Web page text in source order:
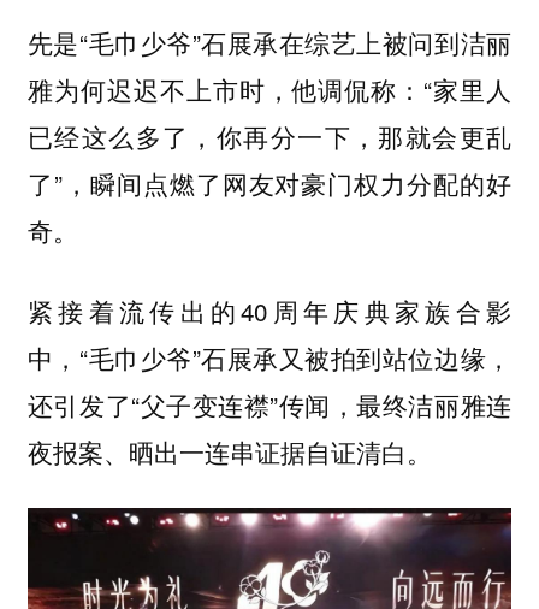
先是“毛巾少爷”石展承在综艺上被问到洁丽
雅为何迟迟不上市时，他调侃称：“家里人
已经这么多了，你再分一下，那就会更乱
了”，瞬间点燃了网友对豪门权力分配的好
奇。
紧接着流传出的40周年庆典家族合影
中，“毛巾少爷”石展承又被拍到站位边缘，
还引发了“父子变连襟”传闻，最终洁丽雅连
夜报案、晒出一连串证据自证清白。